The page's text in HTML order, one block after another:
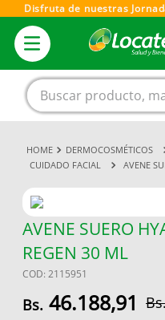
Disfruta de nuestras
Buscar producto, marca o
DERMOCOSMÉTICOS
CUIDADO FACIAL
AVENE
AVENE SUERO
REGEN 30 ML
COD: 2115951
46.188,91
1.
magnesio
3 .
4 .
vitamina c
linezolid